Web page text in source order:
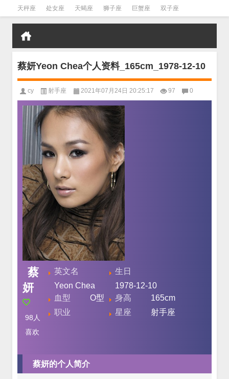
天秤座 处女座 天蝎座 狮子座 巨蟹座 双子座
金牛座 双鱼座 水瓶座
蔡妍Yeon Chea个人资料_165cm_1978-12-10
cy 射手座 2021年07月24日 20:25:17 97 0
蔡
妍
98 人
喜欢
英文名
Yeon Chea
生日
1978-12-10
血型
O型 身高
165cm
职业
星座 射手座
蔡妍的个人简介